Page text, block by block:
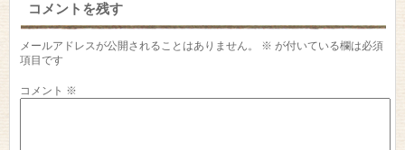
コメントを残す
メールアドレスが公開されることはありません。 ※ が付いている欄は必須
項目です
コメント ※